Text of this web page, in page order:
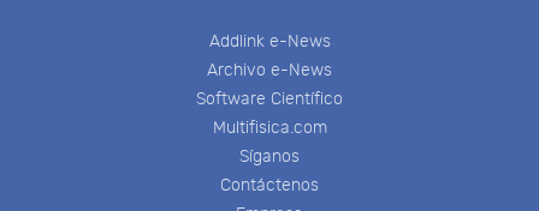
Addlink e-News
Archivo e-News
Software Científico
Multifisica.com
Síganos
Contáctenos